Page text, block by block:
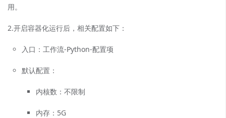
用。
2.开启容器化运行后，相关配置如下：
入口：工作流-Python-配置项
默认配置：
内核数：不限制
内存：5G